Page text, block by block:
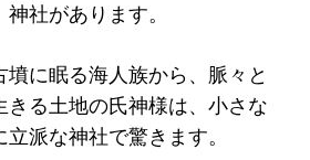
社があります。
に眠る海人族から、脈々と
きる土地の氏神様は、小さな
派な神社で驚きます。